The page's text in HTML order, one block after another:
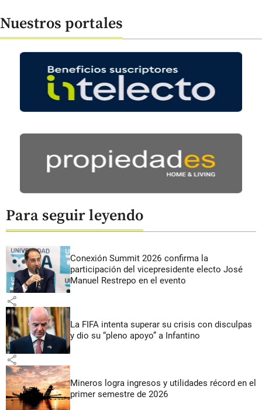
Nuestros portales
Para seguir leyendo
Conexión Summit 2026 confirma la
participación del vicepresidente electo José
Manuel Restrepo en el evento
share
La FIFA intenta superar su crisis con disculpas
y dio su “pleno apoyo” a Infantino
share
Mineros logra ingresos y utilidades récord en el
primer semestre de 2026